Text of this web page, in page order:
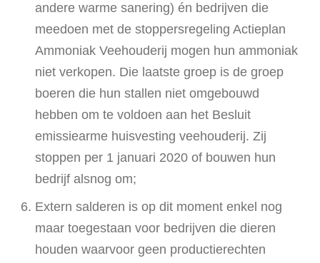
andere warme sanering) én bedrijven die
meedoen met de stoppersregeling Actieplan
Ammoniak Veehouderij mogen hun ammoniak
niet verkopen. Die laatste groep is de groep
boeren die hun stallen niet omgebouwd
hebben om te voldoen aan het Besluit
emissiearme huisvesting veehouderij. Zij
stoppen per 1 januari 2020 of bouwen hun
bedrijf alsnog om;
Extern salderen is op dit moment enkel nog
maar toegestaan voor bedrijven die dieren
houden waarvoor geen productierechten